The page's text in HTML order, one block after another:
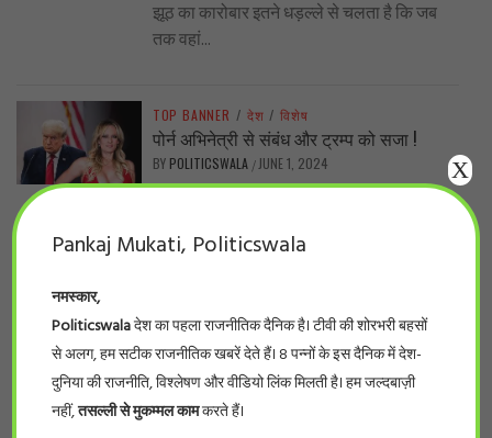
झूठ का कारोबार इतने धड़ल्ले से चलता है कि जब
तक वहां...
TOP BANNER / देश / विशेष
पोर्न अभिनेत्री से संबंध और ट्रम्प को सजा !
BY POLITICSWALA / JUNE 1, 2024
अमरीका में यह भी माना जा रहा है कि ट्रंप समर्पित
नर्सिंग घोटाला… प्रदेश के 66 फर्जी नर्सिंग कॉलेजों
की सूची देखिये
#politicswala Report भोपाल। लम्बे इंतज़ार के
Pankaj Mukati, Politicswala
नमस्कार,
Politicswalaदेश का पहला राजनीतिक दैनिक है। टीवी की शोरभरी बहसों
से अलग, हम सटीक राजनीतिक खबरें देते हैं। 8 पन्नों के इस दैनिक में देश-
दुनिया की राजनीति, विश्लेषण और वीडियो लिंक मिलती है। हम जल्दबाज़ी
नहीं,तसल्ली से मुकम्मल कामकरते हैं।
X